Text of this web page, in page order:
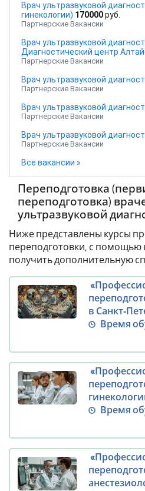
Врач ультразвуковой
гинекологии) 170000руб.
Партнерские Вакансии
Врач ультразвуковой
Диагностический центр
Партнерские Вакансии
Врач ультразвуковой
Партнерские Вакансии
Врач ультразвуковой
Партнерские Вакансии
Врач ультразвуковой
Партнерские Вакансии
Все вакансии »
Переподготовка
переподготовка)
ультразвуковой
Ниже представлены курсы
переподготовки, с помощью
получить дополнительную
в
Время
Время